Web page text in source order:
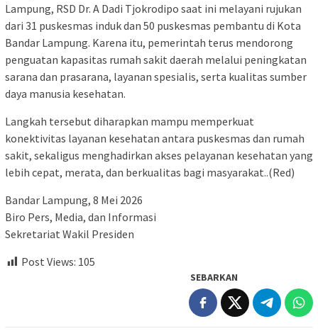
Lampung, RSD Dr. A Dadi Tjokrodipo saat ini melayani rujukan
dari 31 puskesmas induk dan 50 puskesmas pembantu di Kota
Bandar Lampung. Karena itu, pemerintah terus mendorong
penguatan kapasitas rumah sakit daerah melalui peningkatan
sarana dan prasarana, layanan spesialis, serta kualitas sumber
daya manusia kesehatan.
Langkah tersebut diharapkan mampu memperkuat
konektivitas layanan kesehatan antara puskesmas dan rumah
sakit, sekaligus menghadirkan akses pelayanan kesehatan yang
lebih cepat, merata, dan berkualitas bagi masyarakat..(Red)
Bandar Lampung, 8 Mei 2026
Biro Pers, Media, dan Informasi
Sekretariat Wakil Presiden
Post Views: 105
SEBARKAN